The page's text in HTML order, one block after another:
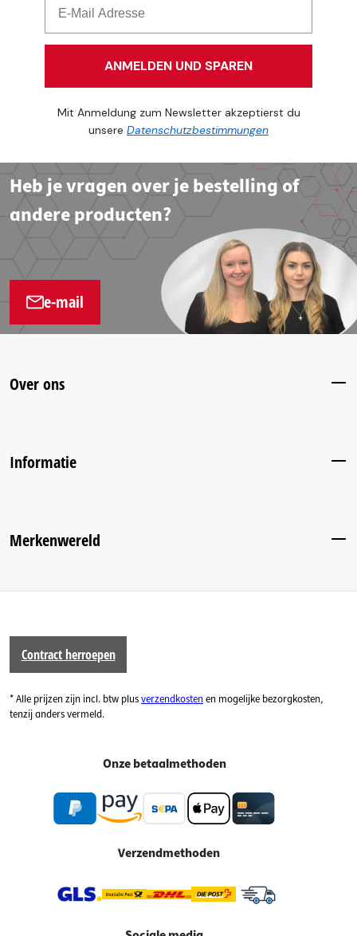
ANMELDEN UND SPAREN
Mit Anmeldung zum Newsletter akzeptierst du
unsere Datenschutzbestimmungen
Heb je vragen over je bestelling of
andere producten?
e-mail
Over ons
Informatie
Merkenwereld
Contract herroepen
* Alle prijzen zijn incl. btw plusverzendkostenen mogelijke bezorgkosten,
tenzij anders vermeld.
Onze betaalmethoden
Verzendmethoden